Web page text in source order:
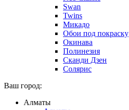
Swan
Twins
Микадо
Обои под покраску
Окинава
Полинезия
Сканди Дзен
Солярис
Ваш город:
Алматы